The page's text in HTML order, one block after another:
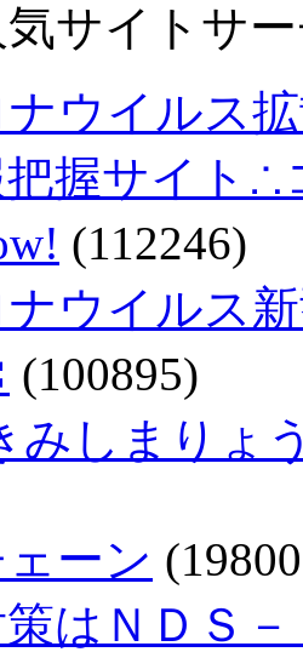
サイトサ
ウイルス
把握サイト
(112246)
ウイルス
(100895)
みしまりょ
ーン
策はＮＤＳ